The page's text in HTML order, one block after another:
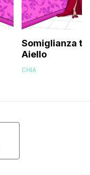
Somiglianza
Aiello
CHIA